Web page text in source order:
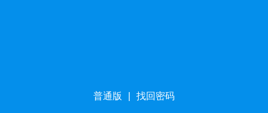
普通版 找回密码